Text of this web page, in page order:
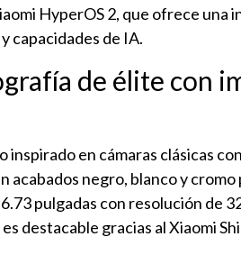
HyperOS 2, que ofrece una
capacidades de IA.
de élite con
inspirado en cámaras clásicas
acabados negro, blanco y
pulgadas con resolución de
destacable gracias al Xiaomi